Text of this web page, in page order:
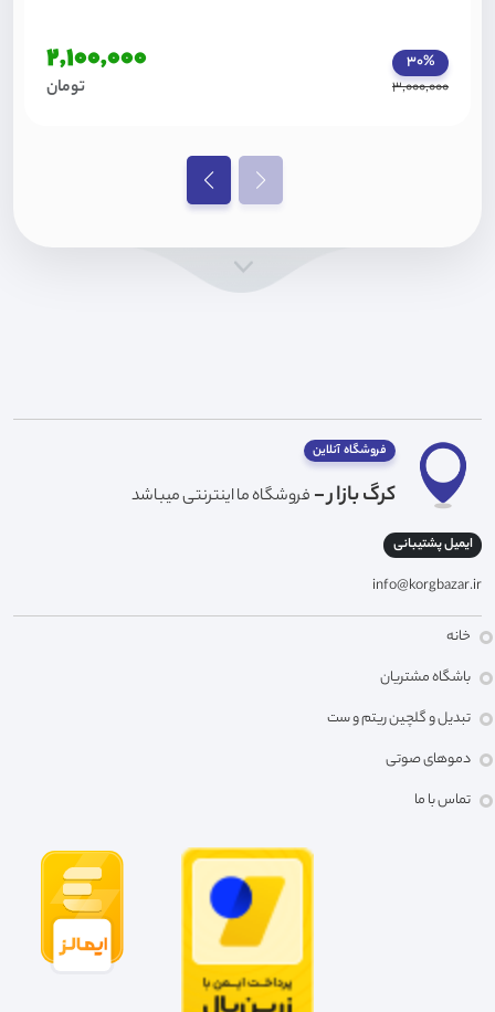
30%
3,000,000
2,100,000
تومان
فروشگاه آنلاین
کرگ بازار - فروشگاه ما اینترنتی میباشد
ایمیل پشتیبانی
info@korgbazar.ir
خانه
باشگاه مشتریان
تبدیل و گلچین ریتم و ست
دموهای صوتی
تماس با ما